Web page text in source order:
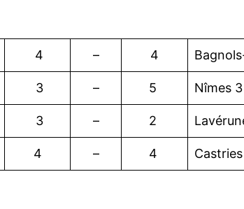
4 – 4
3 – 5 Nîmes 3
3 – 2
4 – 4 Castries